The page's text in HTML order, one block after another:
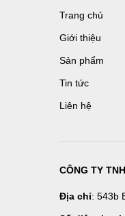
Trang chủ
Giới thiệu
Sản phẩm
Tin tức
Liên hệ
CÔNG TY
Địa chỉ: 543b